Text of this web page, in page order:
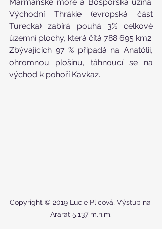
Marmanské moře a Bosporská úžina.
Východní Thrákie (evropská část
Turecka) zabírá pouhá 3% celkové
územní plochy, která čítá 788 695 km2.
Zbývajících 97 % připadá na Anatólii,
ohromnou plošinu, táhnoucí se na
východ k pohoří Kavkaz.
Copyright © 2019 Lucie Plicová, Výstup na
Ararat 5.137 m.n.m.